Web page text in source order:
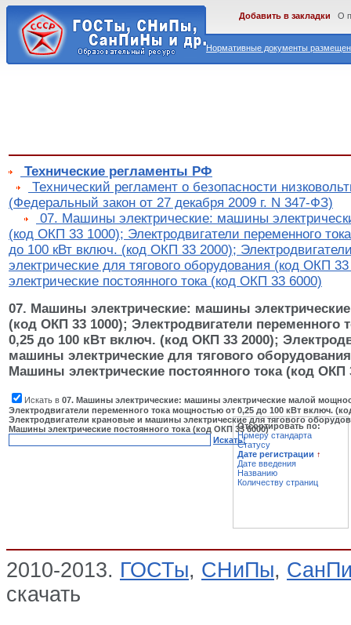
Нормативные документы
Добавить в закладки О
Технические регламенты РФ
Технический регламент о безопасности
(Федеральный закон от 27 декабря 2009 г. N 347-ФЗ)
07. Машины электрические: машины
(код ОКП 33 1000); Электродвигатели переменного
до 100 кВт включ. (код ОКП 33 2000);
электрические для тягового оборудования (код ОКП
электрические постоянного тока (код ОКП 33 6000)
07. Машины электрические: машины
(код ОКП 33 1000); Электродвигатели переменного
0,25 до 100 кВт включ. (код ОКП 33 2000);
машины электрические для тягового
Машины электрические постоянного тока (код ОКП
Искать в 07. Машины электрические: машины электрические малой
Электродвигатели переменного тока мощностью от 0,25 до 100 кВт включ.
Электродвигатели крановые и машины электрические для тягового
Машины электрические постоянного тока (код ОКП 33 6000)
Искать!
Отсортировать по:
Номеру стандарта
Статусу
Дате регистрации ↑
Дате введения
Названию
Количеству страниц
2010-2013. ГОСТы, СНиПы,
скачать